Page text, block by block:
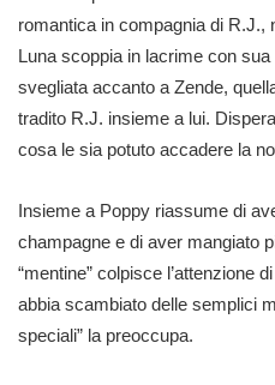
romantica in compagnia di R.J.,
Luna scoppia in lacrime con
svegliata accanto a Zende,
tradito R.J. insieme a lui.
cosa le sia potuto accadere la
Insieme a Poppy riassume di
champagne e di aver mangiato
“mentine” colpisce l’attenzione
abbia scambiato delle semplici
speciali” la preoccupa.